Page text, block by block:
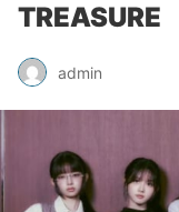
TREASURE
admin